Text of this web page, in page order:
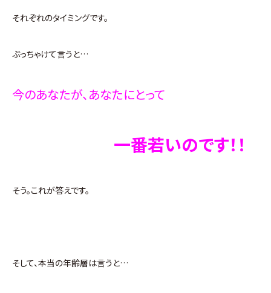
それぞれのタイミングです。
ぶっちゃけて言うと…
今のあなたが、あなたにとって
一番若いのです！！
そう。これが答えです。
そして、本当の年齢層は言うと…